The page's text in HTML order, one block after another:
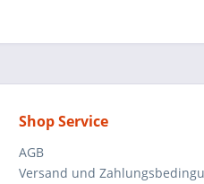
Shop Service
AGB
Versand und